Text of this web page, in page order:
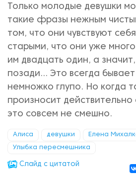
Только молодые девушки
такие фразы нежным
том, что они чувствуют
старыми, что они уже
им двадцать один, а
позади... Это всегда
немножко глупо. Но когда
произносит действительно
это совсем не смешно.
Алиса девушки Елена
Улыбка пересмешника
Cлайд с цитатой